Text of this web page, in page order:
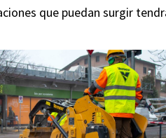
que puedan surgir